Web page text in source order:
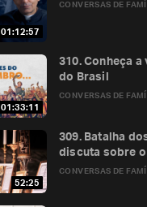
01:12:57
CONVERSAS DE
01:33:11
CONVERSAS DE
310. Conheça
do Brasil
52:25
CONVERSAS DE
309. Batalha
discuta sobre o